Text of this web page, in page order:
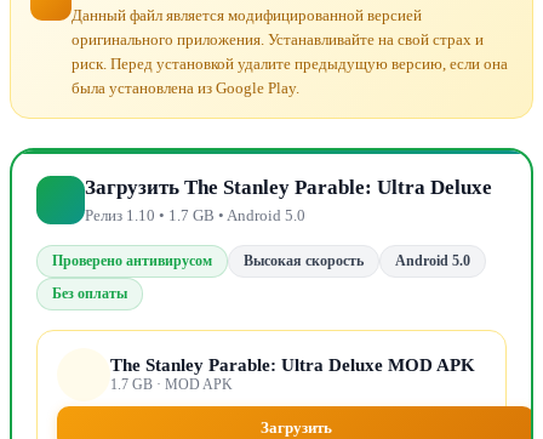
Данный файл является модифицированной версией
оригинального приложения. Устанавливайте на свой страх и
риск. Перед установкой удалите предыдущую версию, если она
была установлена из Google Play.
Загрузить The Stanley Parable: Ultra Deluxe
Релиз 1.10 • 1.7 GB • Android 5.0
Проверено антивирусом Высокая скорость
Android 5.0
Без оплаты
The Stanley Parable: Ultra Deluxe MOD APK
1.7 GB · MOD APK
Загрузить